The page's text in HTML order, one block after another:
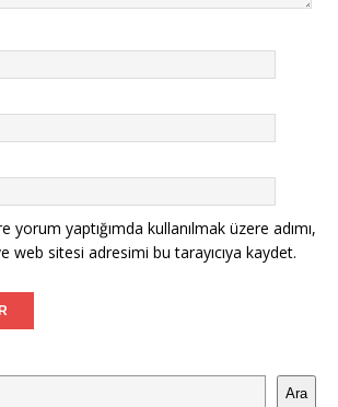
yorum yaptığımda kullanılmak üzere adımı,
web sitesi adresimi bu tarayıcıya kaydet.
Ara